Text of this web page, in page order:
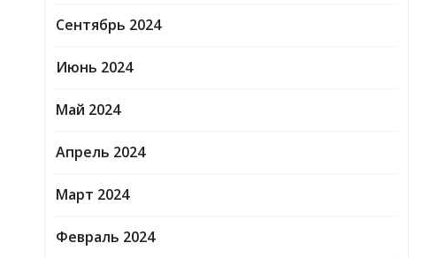
Сентябрь 2024
Июнь 2024
Май 2024
Апрель 2024
Март 2024
Февраль 2024